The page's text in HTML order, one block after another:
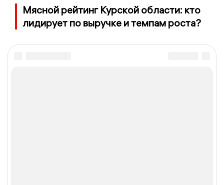
Мясной рейтинг Курской области: кто
лидирует по выручке и темпам роста?